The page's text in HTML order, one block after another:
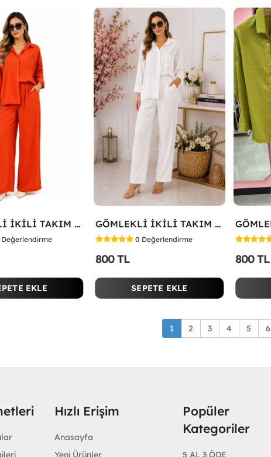
GÖMLEKLİ İKİLİ TAKIM Kırmızı
Değerlendirme
EKLE
GÖMLEKLİ İKİLİ TAKIM Beyaz
0 Değerlendirme
800 TL
SEPETE EKLE
800 TL
1 2 3 4 5 6
Hızlı Erişim
Anasayfa
Yeni Ürünler
Popüler
Kategoriler
5 AL 3 ÖDE